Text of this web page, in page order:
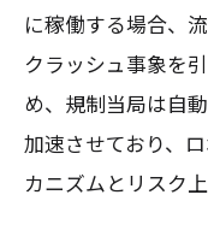
に稼働する場合、
クラッシュ事象を
め、規制当局は自
加速させており、
カニズムとリスク